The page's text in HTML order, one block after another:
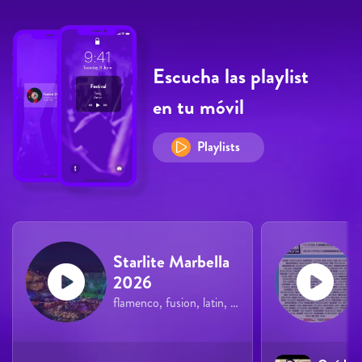
Escucha las playlist
en tu móvil
Playlists
Starlite Marbella
2026
flamenco, fusion, latin, pop, rock